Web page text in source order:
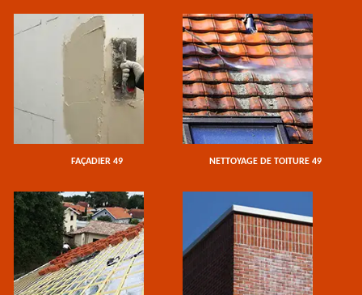
FAÇADIER 49 NETTOYAGE DE TOITURE 49